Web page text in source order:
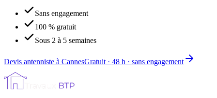
Sans engagement
100 % gratuit
Sous 2 à 5 semaines
Devis antenniste à CannesGratuit · 48 h · sans engagement